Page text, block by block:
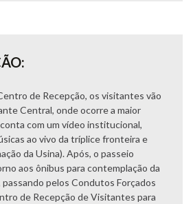
de Recepção, os visitantes vão
Central, onde ocorre a maior
com um vídeo institucional,
ao vivo da tríplice fronteira e
da Usina). Após, o passeio
aos ônibus para contemplação da
passando pelos Condutos Forçados
de Recepção de Visitantes para